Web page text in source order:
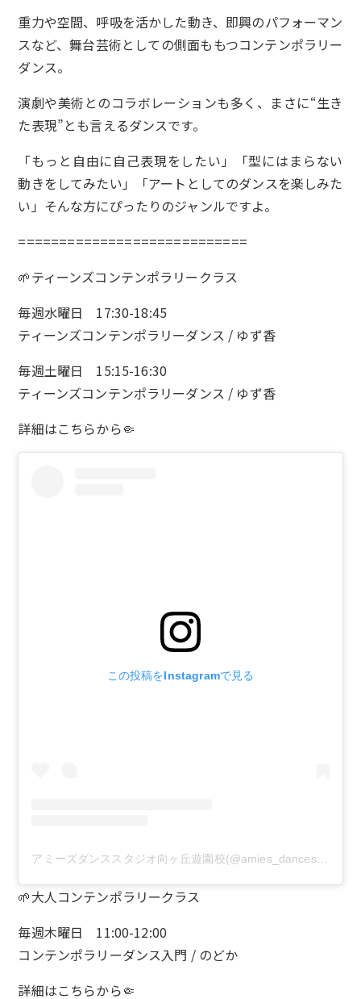
重力や空間、呼吸を活かした動き、即興のパフォーマン
スなど、舞台芸術としての側面ももつコンテンポラリー
ダンス。
演劇や美術とのコラボレーションも多く、まさに“生き
た表現”とも言えるダンスです。
「もっと自由に自己表現をしたい」「型にはまらない
動きをしてみたい」「アートとしてのダンスを楽しみた
い」そんな方にぴったりのジャンルですよ。
============================
🌱ティーンズコンテンポラリークラス
毎週水曜日 17:30-18:45
ティーンズコンテンポラリーダンス / ゆず香
毎週土曜日 15:15-16:30
ティーンズコンテンポラリーダンス / ゆず香
詳細はこちらから🤏
この投稿をInstagramで見る
🌱大人コンテンポラリークラス
毎週木曜日 11:00-12:00
コンテンポラリーダンス入門 / のどか
詳細はこちらから🤏